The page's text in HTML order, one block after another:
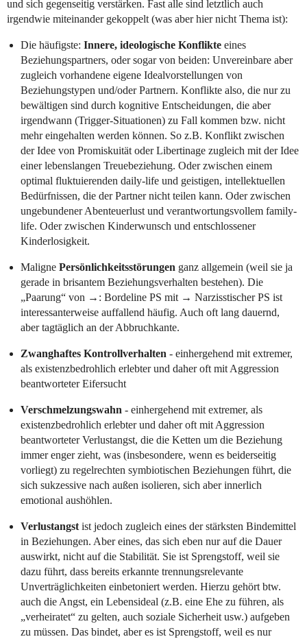
und sich gegenseitig verstärken. Fast alle sind letztlich auch
irgendwie miteinander gekoppelt (was aber hier nicht Thema ist):
Die häufigste: Innere, ideologische Konflikte eines
Beziehungspartners, oder sogar von beiden: Unvereinbare aber
zugleich vorhandene eigene Idealvorstellungen von
Beziehungstypen und/oder Partnern. Konflikte also, die nur zu
bewältigen sind durch kognitive Entscheidungen, die aber
irgendwann (Trigger-Situationen) zu Fall kommen bzw. nicht
mehr eingehalten werden können. So z.B. Konflikt zwischen
der Idee von Promiskuität oder Libertinage zugleich mit der Idee
einer lebenslangen Treuebeziehung. Oder zwischen einem
optimal fluktuierenden daily-life und geistigen, intellektuellen
Bedürfnissen, die der Partner nicht teilen kann. Oder zwischen
ungebundener Abenteuerlust und verantwortungsvollem family-
life. Oder zwischen Kinderwunsch und entschlossener
Kinderlosigkeit.
Maligne Persönlichkeitsstörungen ganz allgemein (weil sie ja
gerade in brisantem Beziehungsverhalten bestehen). Die
„Paarung“ von →: Bordeline PS mit → Narzisstischer PS ist
interessanterweise auffallend häufig. Auch oft lang dauernd,
aber tagtäglich an der Abbruchkante.
Zwanghaftes Kontrollverhalten - einhergehend mit extremer,
als existenzbedrohlich erlebter und daher oft mit Aggression
beantworteter Eifersucht
Verschmelzungswahn - einhergehend mit extremer, als
existenzbedrohlich erlebter und daher oft mit Aggression
beantworteter Verlustangst, die die Ketten um die Beziehung
immer enger zieht, was (insbesondere, wenn es beiderseitig
vorliegt) zu regelrechten symbiotischen Beziehungen führt, die
sich sukzessive nach außen isolieren, sich aber innerlich
emotional aushöhlen.
Verlustangst ist jedoch zugleich eines der stärksten Bindemittel
in Beziehungen. Aber eines, das sich eben nur auf die Dauer
auswirkt, nicht auf die Stabilität. Sie ist Sprengstoff, weil sie
dazu führt, dass bereits erkannte trennungsrelevante
Unverträglichkeiten einbetoniert werden. Hierzu gehört btw.
auch die Angst, ein Lebensideal (z.B. eine Ehe zu führen, als
„verheiratet“ zu gelten, auch soziale Sicherheit usw.) aufgeben
zu müssen. Das bindet, aber es ist Sprengstoff, weil es nur